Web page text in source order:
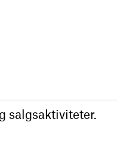
salgsaktiviteter.